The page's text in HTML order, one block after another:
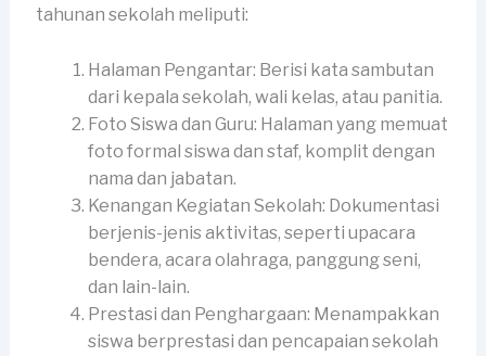
tahunan sekolah meliputi:
Halaman Pengantar: Berisi kata sambutan
dari kepala sekolah, wali kelas, atau panitia.
Foto Siswa dan Guru: Halaman yang memuat
foto formal siswa dan staf, komplit dengan
nama dan jabatan.
Kenangan Kegiatan Sekolah: Dokumentasi
berjenis-jenis aktivitas, seperti upacara
bendera, acara olahraga, panggung seni,
dan lain-lain.
Prestasi dan Penghargaan: Menampakkan
siswa berprestasi dan pencapaian sekolah